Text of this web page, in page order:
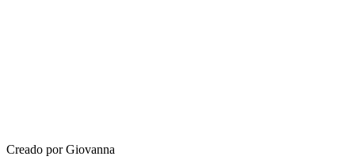
Creado por Giovanna